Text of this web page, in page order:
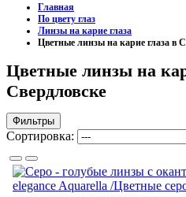
Главная
По цвету глаз
Линзы на карие глаза
Цветные линзы на карие глаза в
Цветные линзы на
Свердловске
Фильтры
Сортировка: